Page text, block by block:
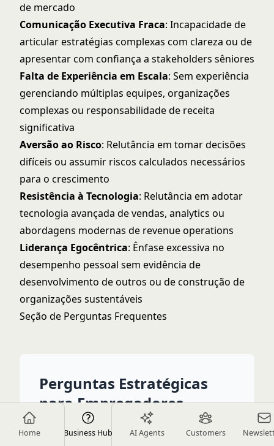
Home Business Hub AI Agents Customers
de mercado
Comunicação Executiva Fraca: Incapacidade de
articular estratégias complexas com clareza ou de
apresentar com confiança a stakeholders sêniores
Falta de Experiência em Escala: Sem experiência
gerenciando múltiplas equipes, organizações
complexas ou responsabilidade de receita
significativa
Aversão ao Risco: Relutância em tomar decisões
difíceis ou assumir riscos calculados necessários
para o crescimento
Resistência à Tecnologia: Relutância em adotar
tecnologia avançada de vendas, analytics ou
abordagens modernas de revenue operations
Liderança Egocêntrica: Ênfase excessiva no
desempenho pessoal sem evidência de
desenvolvimento de outros ou de construção de
organizações sustentáveis
Seção de Perguntas Frequentes
Perguntas Estratégicas
para Empregadores